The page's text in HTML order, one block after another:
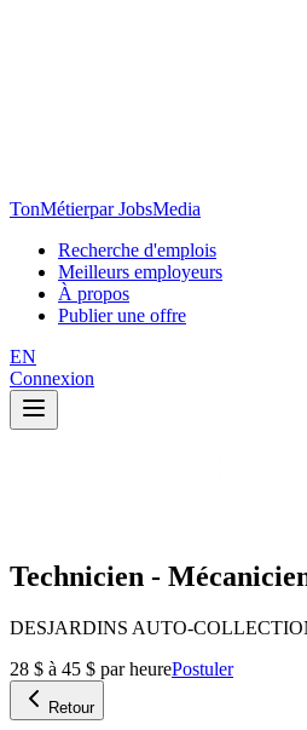
TonMétierpar JobsMedia
Recherche d'emplois
Meilleurs employeurs
À propos
Publier une offre
EN
Connexion
Technicien -
DESJARDINS AUTO-
28 $ à 45 $ par heurePostuler
Retour